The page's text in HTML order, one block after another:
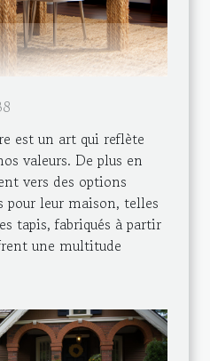
est un art qui reflète
valeurs. De plus en
vers des options
pour leur maison, telles
tapis, fabriqués à partir
une multitude